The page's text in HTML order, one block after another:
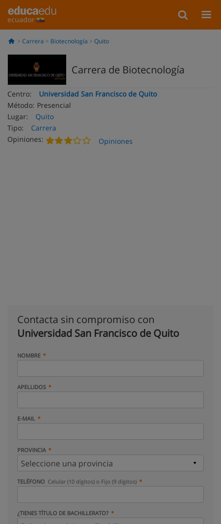
ecuador
Carrera Biotecnología Quito
Carrera de Biotecnología
Centro:
Universidad San Francisco de Quito
Método: Presencial
Lugar:
Quito
Tipo:
Carrera
Opiniones:
Opiniones
Contacta sin compromiso con
Universidad San Francisco de Quito
NOMBRE
APELLIDOS
E-MAIL
PROVINCIA
TELÉFONO Celular (10 dígitos) o Fijo (9 dígitos)
¿TIENES TÍTULO DE BACHILLERATO?